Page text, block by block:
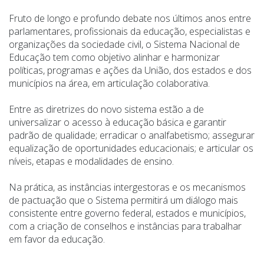
Fruto de longo e profundo debate nos últimos anos entre
parlamentares, profissionais da educação, especialistas e
organizações da sociedade civil, o Sistema Nacional de
Educação tem como objetivo alinhar e harmonizar
políticas, programas e ações da União, dos estados e dos
municípios na área, em articulação colaborativa.
Entre as diretrizes do novo sistema estão a de
universalizar o acesso à educação básica e garantir
padrão de qualidade; erradicar o analfabetismo; assegurar
equalização de oportunidades educacionais; e articular os
níveis, etapas e modalidades de ensino.
Na prática, as instâncias intergestoras e os mecanismos
de pactuação que o Sistema permitirá um diálogo mais
consistente entre governo federal, estados e municípios,
com a criação de conselhos e instâncias para trabalhar
em favor da educação.